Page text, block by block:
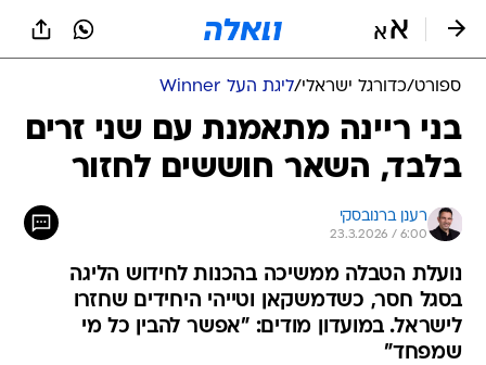
ספורט/כדורגל ישראלי/ליגת העל Winner
בני ריינה מתאמנת עם שני זרים
בלבד, השאר חוששים לחזור
רענן ברנובסקי
23.3.2026 / 6:00
נועלת הטבלה ממשיכה בהכנות לחידוש הליגה
בסגל חסר, כשדמשקאן וטייהי היחידים שחזרו
לישראל. במועדון מודים: "אפשר להבין כל מי
שמפחד"